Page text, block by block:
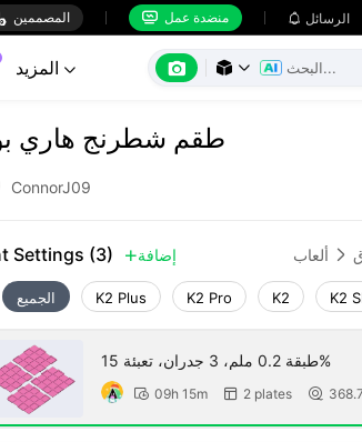
المصممين  منضدة عمل  الرسائل
   
طقم شطرنج هاري
ConnorJ09
Settings (3)  إضافة ألعاب 
الجميع K2 Plus K2 Pro K2 K2
طبقة 0.2 ملم، 3 جدران، تعبئة 15%
 09h 15m  2 plates 